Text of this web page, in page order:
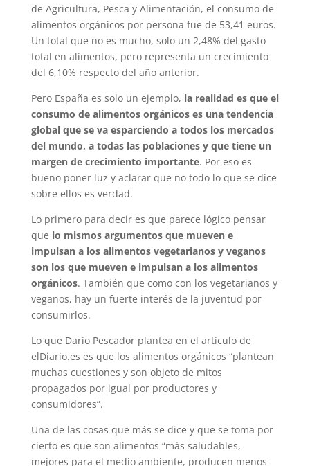
de Agricultura, Pesca y Alimentación, el consumo de
alimentos orgánicos por persona fue de 53,41 euros.
Un total que no es mucho, solo un 2,48% del gasto
total en alimentos, pero representa un crecimiento
del 6,10% respecto del año anterior.
Pero España es solo un ejemplo, la realidad es que el
consumo de alimentos orgánicos es una tendencia
global que se va esparciendo a todos los mercados
del mundo, a todas las poblaciones y que tiene un
margen de crecimiento importante. Por eso es
bueno poner luz y aclarar que no todo lo que se dice
sobre ellos es verdad.
Lo primero para decir es que parece lógico pensar
que lo mismos argumentos que mueven e
impulsan a los alimentos vegetarianos y veganos
son los que mueven e impulsan a los alimentos
orgánicos. También que como con los vegetarianos y
veganos, hay un fuerte interés de la juventud por
consumirlos.
Lo que Darío Pescador plantea en el artículo de
elDiario.es es que los alimentos orgánicos “plantean
muchas cuestiones y son objeto de mitos
propagados por igual por productores y
consumidores”.
Una de las cosas que más se dice y que se toma por
cierto es que son alimentos “más saludables,
mejores para el medio ambiente, producen menos